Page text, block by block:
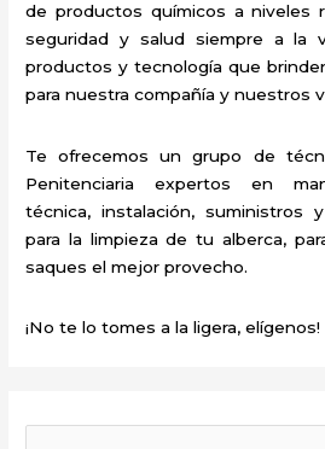
de productos químicos a niveles
seguridad y salud siempre a la
productos y tecnología que
para nuestra compañía y nuestros
Te ofrecemos un grupo de
Penitenciaria expertos en
técnica, instalación, suministros
para la limpieza de tu alberca,
saques el mejor provecho.
¡No te lo tomes a la ligera, elígenos!